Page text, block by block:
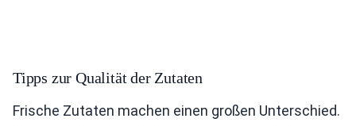
Tipps zur Qualität der Zutaten
Frische Zutaten machen einen großen Unterschied.